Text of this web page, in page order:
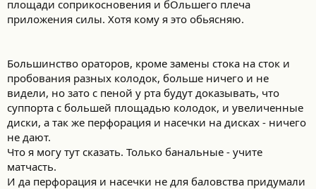
площади соприкосновения и бОльшего плеча
приложения силы. Хотя кому я это обьясняю.
Большинство ораторов, кроме замены стока на сток и
пробования разных колодок, больше ничего и не
видели, но зато с пеной у рта будут доказывать, что
суппорта с большей площадью колодок, и увеличенные
диски, а так же перфорация и насечки на дисках - ничего
не дают.
Что я могу тут сказать. Только банальные - учите
матчасть.
И да перфорация и насечки не для баловства придумали